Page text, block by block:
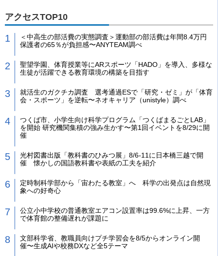
アクセスTOP10
＜中高生の部活費の実態調査＞運動部の部活費は年間8.4万円
保護者の65％が負担感〜ANYTEAM調べ
聖望学園、体育授業等にARスポーツ「HADO」を導入、多様な
生徒が活躍できる教育環境の構築を目指す
就活生のガクチカ調査 選考通過ESで「研究・ゼミ」が「体育
会・スポーツ」を逆転〜ネオキャリア（unistyle）調べ
つくば市、小学生向け科学プログラム「つくばまるごとLAB」
を開始 研究機関集積の強み生かす〜第1回イベントを8/29に開
催
光村図書出版「教科書のひみつ展」8/6-11に日本橋三越で開
催 懐かしの国語教科書や表紙の工夫を紹介
定時制科学部から「宙わたる教室」へ 科学の出発点は自然現
象への好奇心
公立小中学校の普通教室エアコン設置率は99.6%に上昇、一方
で体育館の整備遅れが課題に
文部科学省、教職員向けプチ学習会を8/5からオンライン開
催〜生成AIや校務DXなど全5テーマ